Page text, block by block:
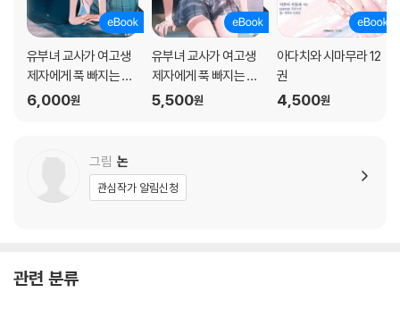
유부녀 교사가 여고생
제자에게 푹 빠지는 이
야기 03권 (완결)
6,000원
유부녀 교사가 여고생
제자에게 푹 빠지는 이
야기 02권
5,500원
아다치와 시마무라 12
권
4,500원
그림 논
관심작가 알림신청
관련 분류